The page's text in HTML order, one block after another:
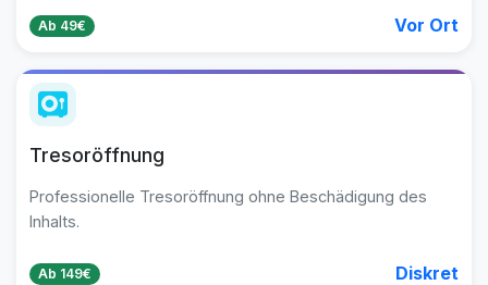
Ab 49€ Vor Ort
Tresoröffnung
Professionelle Tresoröffnung ohne Beschädigung des
Inhalts.
Ab 149€ Diskret